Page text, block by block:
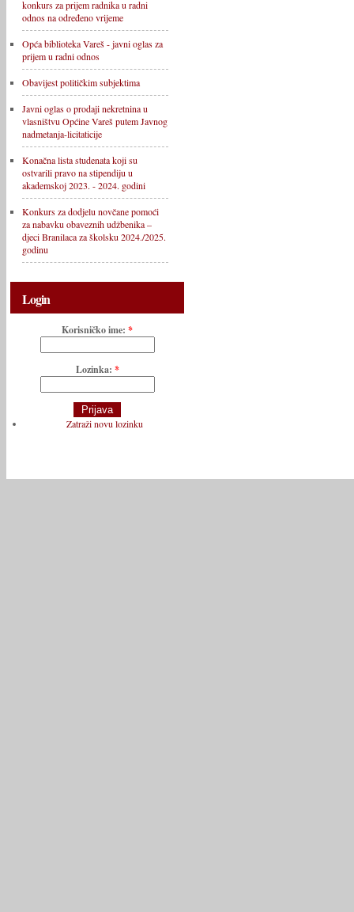
konkurs za prijem radnika u radni
odnos na određeno vrijeme
Opća biblioteka Vareš - javni oglas za
prijem u radni odnos
Obavijest političkim subjektima
Javni oglas o prodaji nekretnina u
vlasništvu Općine Vareš putem Javnog
nadmetanja-licitaticije
Konačna lista studenata koji su
ostvarili pravo na stipendiju u
akademskoj 2023. - 2024. godini
Konkurs za dodjelu novčane pomoći
za nabavku obaveznih udžbenika –
djeci Branilaca za školsku 2024./2025.
godinu
Login
Korisničko ime: *
Lozinka: *
Zatraži novu lozinku